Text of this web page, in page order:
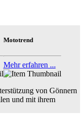
Mototrend
Mehr erfahren ...
von Gönnern
und mit ihrem